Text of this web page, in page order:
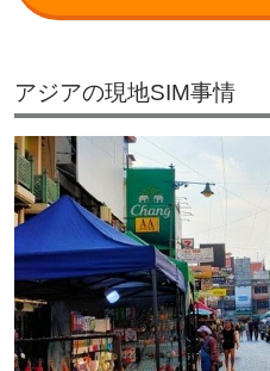
アジアの現地SIM事情